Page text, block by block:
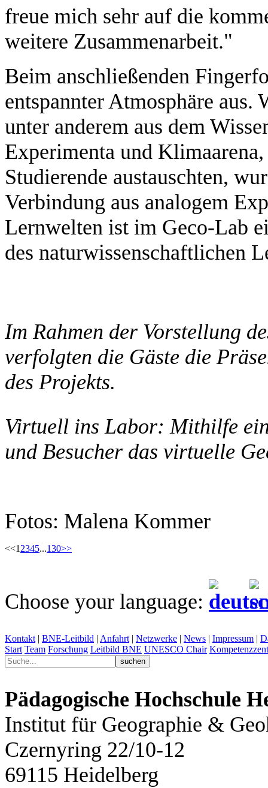
freue mich sehr auf die
weitere Zusammenarbeit."
Beim anschließenden
entspannter Atmosphäre aus.
unter anderem aus dem
Experimenta und
Studierende austauschten,
Verbindung aus analogem
Lernwelten ist im Geco-Lab
des naturwissenschaftlichen
Im Rahmen der Vorstellung
verfolgten die Gäste die
des Projekts.
Virtuell ins Labor: Mithilfe
und Besucher das virtuelle
Fotos: Malena Kommer
<<1 2345...130>>
Choose your language:
Kontakt | BNE-Leitbild | Anfahrt | Netzwerke | News | Impressum |
Start Team Forschung Leitbild BNE UNESCO Chair
Pädagogische Hochschule
Institut für Geographie &
Czernyring 22/10-12
69115 Heidelberg